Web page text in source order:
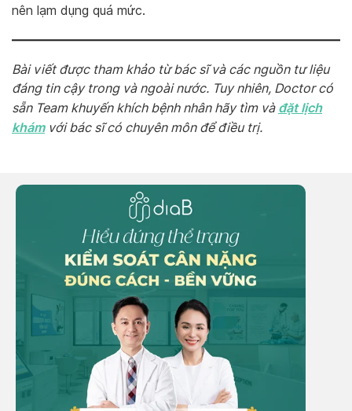
nên lạm dụng quá mức.
Bài viết được tham khảo từ bác sĩ và các nguồn tư liệu
đáng tin cậy trong và ngoài nước. Tuy nhiên, Doctor có
sẵn Team khuyến khích bệnh nhân hãy tìm và đặt lịch
khámvới bác sĩ có chuyên môn để điều trị.